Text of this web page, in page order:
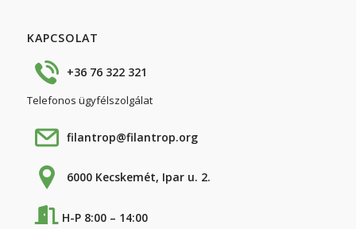
KAPCSOLAT
+36 76 322 321
Telefonos ügyfélszolgálat
filantrop@filantrop.org
6000 Kecskemét, Ipar u. 2.
H-P 8:00 – 14:00